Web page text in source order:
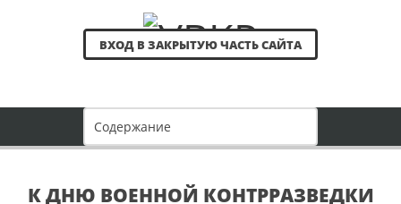
ВХОД В ЗАКРЫТУЮ ЧАСТЬ САЙТА
К ДНЮ ВОЕННОЙ КОНТРРАЗВЕДКИ